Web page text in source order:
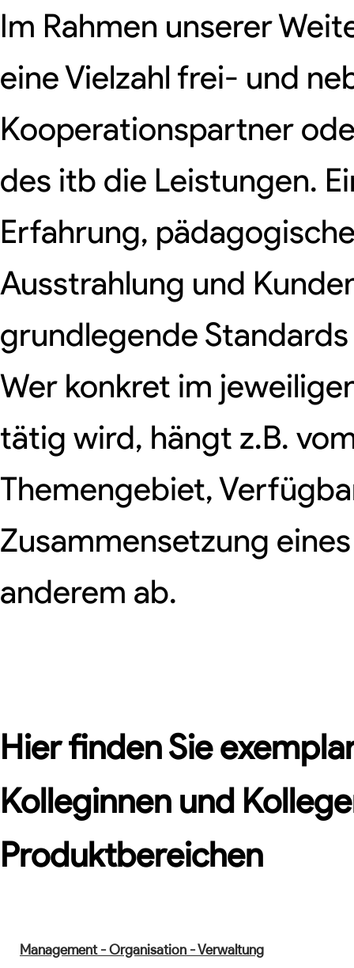
Im Rahmen unserer
eine Vielzahl frei- und
Kooperationspartner
des itb die Leistungen.
Erfahrung,
Ausstrahlung und
grundlegende
Wer konkret im
tätig wird, hängt z.B.
Themengebiet,
Zusammensetzung
anderem ab.
Hier finden Sie
Kolleginnen und
Produktbereichen
Management - Organisation - Verwaltung